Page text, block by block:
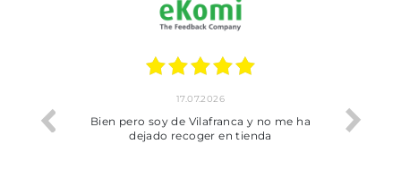
trobat
17.07.2026
Bien pero soy de Vilafranca y no me ha
dejado recoger en tienda